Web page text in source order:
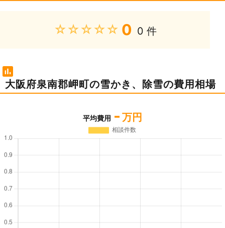
★★★★★ 0 0 件
大阪府泉南郡岬町の雪かき、除雪の費用相場
平均費用 - 万円